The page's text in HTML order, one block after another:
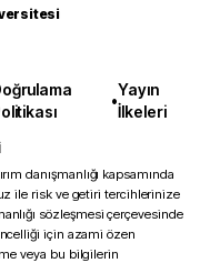
•
Yayın
İlkeleri
danışmanlığı kapsamında
ile risk ve getiri tercihlerinize
sözleşmesi çerçevesinde
için azami özen
veya bu bilgilerin